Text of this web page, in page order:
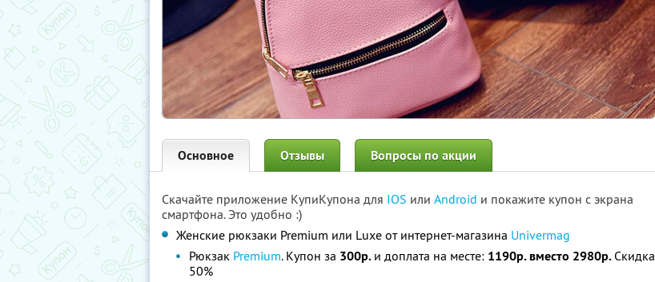
Основное Отзывы Вопросы по акции
Скачайте приложение КупиКупона для IOS или Android и покажите купон с экрана
смартфона. Это удобно :)
Женские рюкзаки Premium или Luxe от интернет-магазина Univermag
Рюкзак Premium. Купон за 300р. и доплата на месте: 1190р. вместо 2980р. Скидка
50%